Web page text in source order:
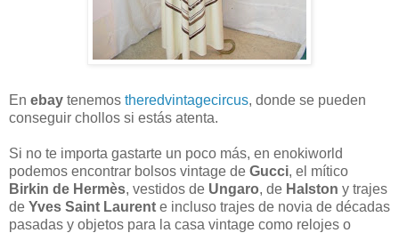
En ebay tenemos theredvintagecircus, donde se pueden
conseguir chollos si estás atenta.
Si no te importa gastarte un poco más, en enokiworld
podemos encontrar bolsos vintage de Gucci, el mítico
Birkin de Hermès, vestidos de Ungaro, de Halston y trajes
de Yves Saint Laurent e incluso trajes de novia de décadas
pasadas y objetos para la casa vintage como relojes o